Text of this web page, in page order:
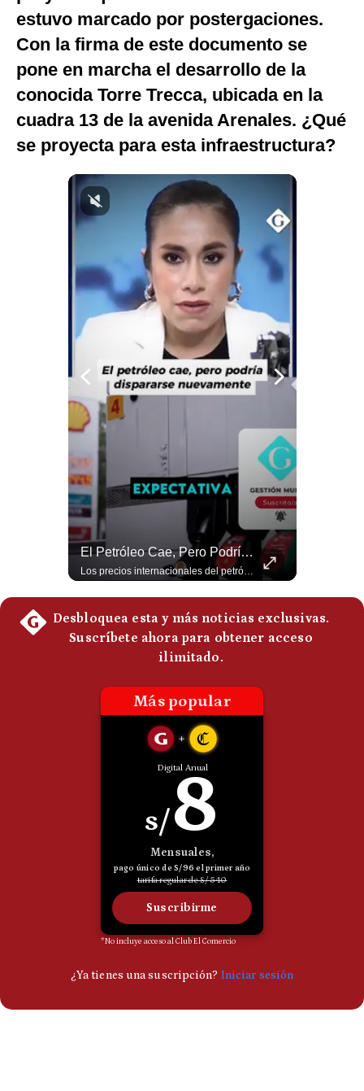
gestion.pe
¿quiénes
Somos?
Y
Política
Privacidad
estuvo marcado por postergaciones.
Con la firma de este documento se
pone en marcha el desarrollo de la
conocida Torre Trecca, ubicada en la
cuadra 13 de la avenida Arenales. ¿Qué
se proyecta para esta infraestructura?
El Petróleo Cae, Pero Podría Dispararse Nuevamente | #radar24
Los precios internacionales del petróleo retrocedieron ante la posibilidad de un acuerdo para reabrir el estrecho de Ormuz. Sin embargo, la caída responde solo a una expectativa diplomática y un nuevo ataque contra un buque podría hacer regresar rápidamente la prima de riesgo. #Petroleo #EstrechoDeOrmuz #EconomiaGlobal #MercadoPetrolero #Crudo #NoticiasEconomicas #Geopolitica #Shorts 👉 Suscríbete y activa la campana para no perderte nuestro análisis diario. 🌎 Síguenos en nuestras redes sociales: 📌 Web oficial: https://gestion.pe/mundo/ 📌 LinkedIn: http://bit.ly/3HYIET0 📌 X (Twitter): http://bit.ly/4noZtX9 📌 TikTok: http://bit.ly/4evB6TO